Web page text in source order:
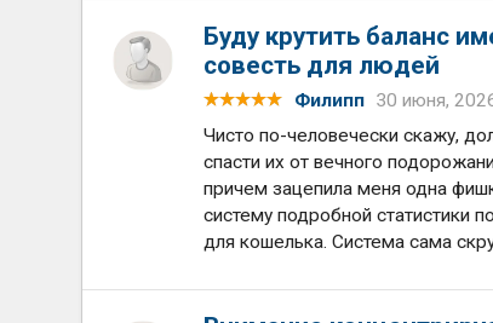
Буду крутить баланс
совесть для людей
Филипп 30 июня,
Чисто по-человечески скажу,
спасти их от вечного
причем зацепила меня одна
систему подробной статистики
для кошелька. Система сама